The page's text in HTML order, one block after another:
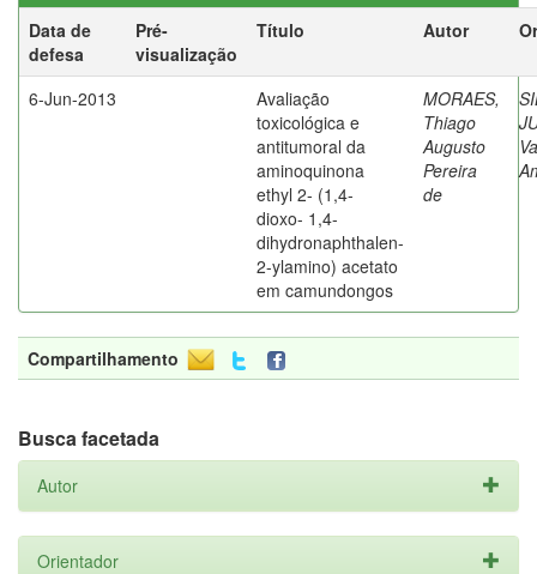
Data de
defesa
Pré-
visualização
Título Autor
6-Jun-2013
Avaliação
toxicológica e
antitumoral da
aminoquinona
ethyl 2- (1,4-
dioxo- 1,4-
dihydronaphthalen-
2-ylamino) acetato
em camundongos
MORAES,
Thiago
Augusto
Pereira
de
Compartilhamento
Busca facetada
Autor
Orientador